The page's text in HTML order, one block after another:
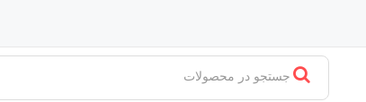
جستجو در محصولات